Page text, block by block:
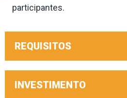
participantes.
REQUISITOS
INVESTIMENTO